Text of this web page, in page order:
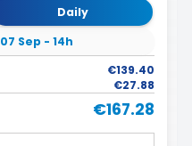
Daily
07 Sep - 14h
€139.40
€27.88
€167.28